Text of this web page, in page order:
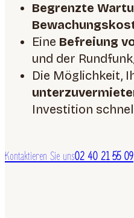
Begrenzte
Eine Befreiung
und der
Die Möglichkeit,
Investition
Kontaktieren Sie uns02 40 21 55 09